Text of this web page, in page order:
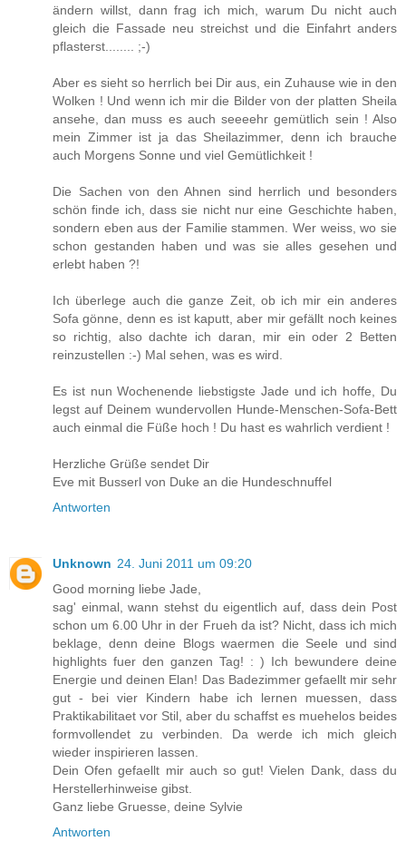
ändern willst, dann frag ich mich, warum Du nicht auch
gleich die Fassade neu streichst und die Einfahrt anders
pflasterst........ ;-)
Aber es sieht so herrlich bei Dir aus, ein Zuhause wie in den
Wolken ! Und wenn ich mir die Bilder von der platten Sheila
ansehe, dan muss es auch seeeehr gemütlich sein ! Also
mein Zimmer ist ja das Sheilazimmer, denn ich brauche
auch Morgens Sonne und viel Gemütlichkeit !
Die Sachen von den Ahnen sind herrlich und besonders
schön finde ich, dass sie nicht nur eine Geschichte haben,
sondern eben aus der Familie stammen. Wer weiss, wo sie
schon gestanden haben und was sie alles gesehen und
erlebt haben ?!
Ich überlege auch die ganze Zeit, ob ich mir ein anderes
Sofa gönne, denn es ist kaputt, aber mir gefällt noch keines
so richtig, also dachte ich daran, mir ein oder 2 Betten
reinzustellen :-) Mal sehen, was es wird.
Es ist nun Wochenende liebstigste Jade und ich hoffe, Du
legst auf Deinem wundervollen Hunde-Menschen-Sofa-Bett
auch einmal die Füße hoch ! Du hast es wahrlich verdient !
Herzliche Grüße sendet Dir
Eve mit Busserl von Duke an die Hundeschnuffel
Antworten
Unknown 24. Juni 2011 um 09:20
Good morning liebe Jade,
sag' einmal, wann stehst du eigentlich auf, dass dein Post
schon um 6.00 Uhr in der Frueh da ist? Nicht, dass ich mich
beklage, denn deine Blogs waermen die Seele und sind
highlights fuer den ganzen Tag! : ) Ich bewundere deine
Energie und deinen Elan! Das Badezimmer gefaellt mir sehr
gut - bei vier Kindern habe ich lernen muessen, dass
Praktikabilitaet vor Stil, aber du schaffst es muehelos beides
formvollendet zu verbinden. Da werde ich mich gleich
wieder inspirieren lassen.
Dein Ofen gefaellt mir auch so gut! Vielen Dank, dass du
Herstellerhinweise gibst.
Ganz liebe Gruesse, deine Sylvie
Antworten